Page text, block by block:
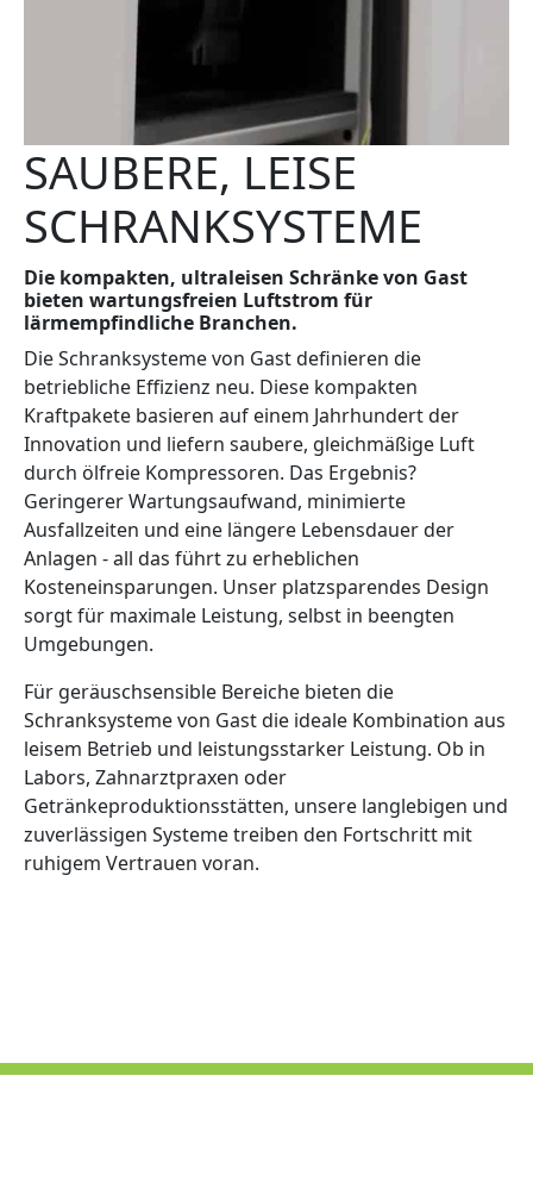
SAUBERE, LEISE
SCHRANKSYSTEME
Die kompakten, ultraleisen Schränke von Gast
bieten wartungsfreien Luftstrom für
lärmempfindliche Branchen.
Die Schranksysteme von Gast definieren die
betriebliche Effizienz neu. Diese kompakten
Kraftpakete basieren auf einem Jahrhundert der
Innovation und liefern saubere, gleichmäßige Luft
durch ölfreie Kompressoren. Das Ergebnis?
Geringerer Wartungsaufwand, minimierte
Ausfallzeiten und eine längere Lebensdauer der
Anlagen - all das führt zu erheblichen
Kosteneinsparungen. Unser platzsparendes Design
sorgt für maximale Leistung, selbst in beengten
Umgebungen.
Für geräuschsensible Bereiche bieten die
Schranksysteme von Gast die ideale Kombination aus
leisem Betrieb und leistungsstarker Leistung. Ob in
Labors, Zahnarztpraxen oder
Getränkeproduktionsstätten, unsere langlebigen und
zuverlässigen Systeme treiben den Fortschritt mit
ruhigem Vertrauen voran.